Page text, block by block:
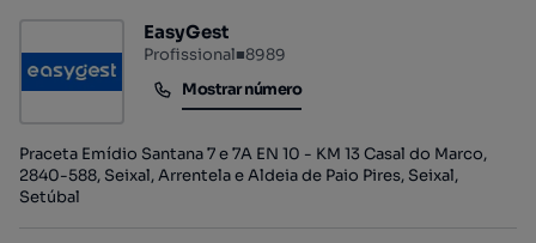
EasyGest
Profissional■8989
Mostrar número
Mostrar número
Praceta Emídio Santana 7 e 7A EN 10 - KM 13 Casal do Marco,
2840-588, Seixal, Arrentela e Aldeia de Paio Pires, Seixal,
Setúbal